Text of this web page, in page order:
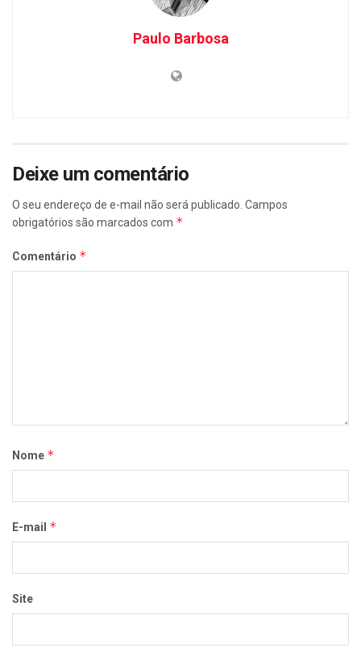
Paulo Barbosa
Deixe um comentário
O seu endereço de e-mail não será publicado. Campos
obrigatórios são marcados com *
Comentário *
Nome *
E-mail *
Site